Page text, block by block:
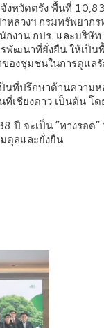
หวัดตรัง พื้นที่
วงฯ กรมทรัพยาก
งาน กปร. และบริ
พัฒนาที่ยั่งยืน ให้เ
องชุมชนในการดูแ
นที่ปรึกษาด้านความ
เชียงดาว เป็นต้น โ
จะเป็น “ทางรอด
ดุลและยั่งยืน